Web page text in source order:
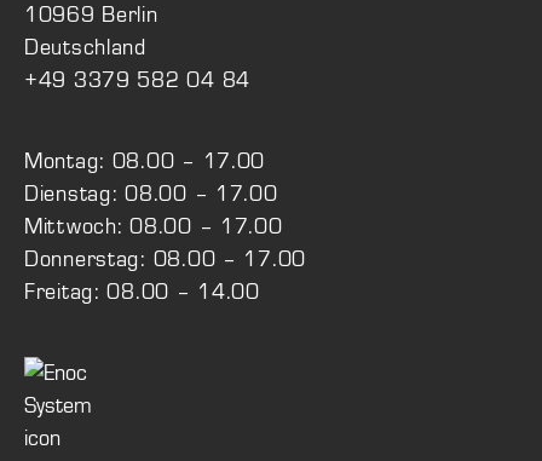
10969 Berlin
Deutschland
+49 3379 582 04 84
Montag: 08.00 – 17.00
Dienstag: 08.00 – 17.00
Mittwoch: 08.00 – 17.00
Donnerstag: 08.00 – 17.00
Freitag: 08.00 – 14.00